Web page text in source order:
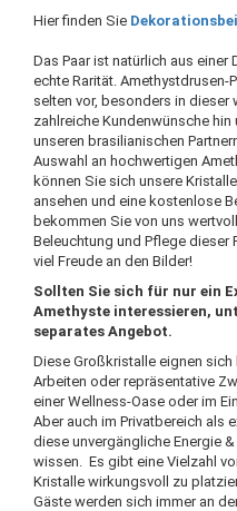
Hier finden Sie
Das Paar ist natürlich aus
echte Rarität.
selten vor, besonders in dieser
zahlreiche Kundenwünsche
unseren brasilianischen
Auswahl an hochwertigen
können Sie sich unsere
ansehen und eine kostenlose
bekommen Sie von uns
Beleuchtung und Pflege dieser
viel Freude an den Bilder!
Sollten Sie sich für nur ein
Amethyste interessieren,
separates Angebot.
Diese Großkristalle eignen
Arbeiten oder repräsentative
einer Wellness-Oase oder im
Aber auch im Privatbereich als
diese unvergängliche Energie
wissen. Es gibt eine Vielzahl
Kristalle wirkungsvoll zu
Gäste werden sich immer an